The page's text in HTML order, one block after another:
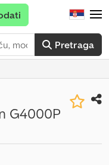
Pretraga
G4000P